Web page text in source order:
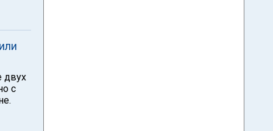
двух
с